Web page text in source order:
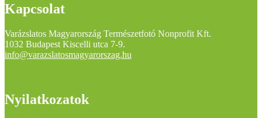
Kapcsolat
Varázslatos Magyarország Természetfotó Nonprofit Kft.
1032 Budapest Kiscelli utca 7-9.
info@varazslatosmagyarorszag.hu
Nyilatkozatok